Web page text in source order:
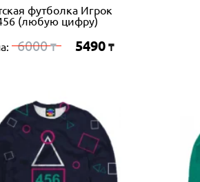
футболка Игрок
(любую цифру)
6000₸ 5490 ₸